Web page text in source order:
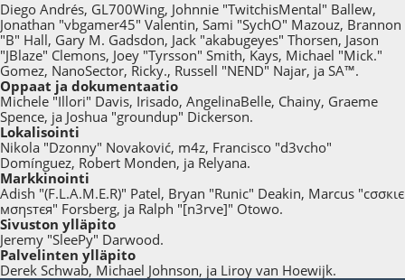
Diego Andrés, GL700Wing, Johnnie "TwitchisMental" Ballew,
Jonathan "vbgamer45" Valentin, Sami "SychO" Mazouz, Brannon
"B" Hall, Gary M. Gadsdon, Jack "akabugeyes" Thorsen, Jason
"JBlaze" Clemons, Joey "Tyrsson" Smith, Kays, Michael "Mick."
Gomez, NanoSector, Ricky., Russell "NEND" Najar, ja SA™.
Oppaat ja dokumentaatio
Michele "Illori" Davis, Irisado, AngelinaBelle, Chainy, Graeme
Spence, ja Joshua "groundup" Dickerson.
Lokalisointi
Nikola "Dzonny" Novaković, m4z, Francisco "d3vcho"
Domínguez, Robert Monden, ja Relyana.
Markkinointi
Adish "(F.L.A.M.E.R)" Patel, Bryan "Runic" Deakin, Marcus "cσσкιє
мσηѕтєя" Forsberg, ja Ralph "[n3rve]" Otowo.
Sivuston ylläpito
Jeremy "SleePy" Darwood.
Palvelinten ylläpito
Derek Schwab, Michael Johnson, ja Liroy van Hoewijk.